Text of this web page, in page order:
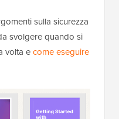
sulla sicurezza
svolgere quando si
volta ecome eseguire